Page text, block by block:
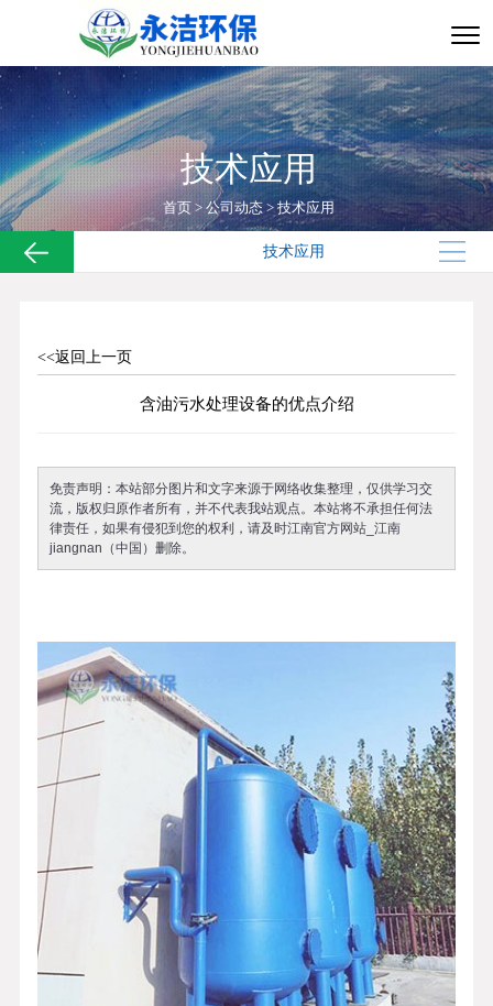
技术应用
首页 >公司动态 > 技术应用
技术应用
<<返回上一页
含油污水处理设备的优点介绍
免责声明：本站部分图片和文字来源于网络收集整理，仅供学习交
流，版权归原作者所有，并不代表我站观点。本站将不承担任何法
律责任，如果有侵犯到您的权利，请及时江南官方网站_江南
jiangnan（中国）删除。